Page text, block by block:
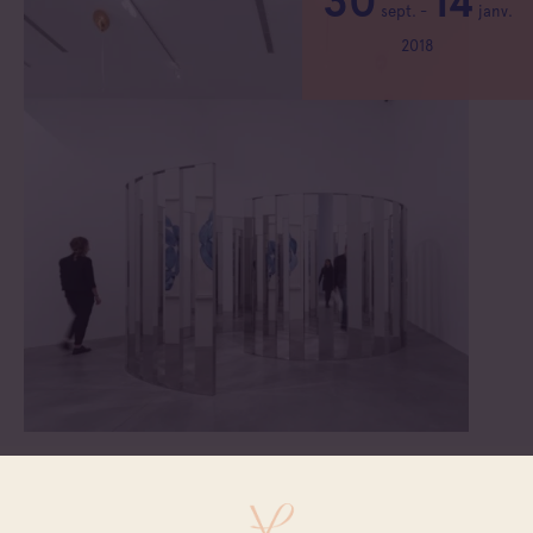
sept. -
janv.
2018
A voir jusqu’au 14 janvier 2018. **